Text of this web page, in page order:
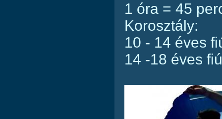
1 óra = 45
Korosztály:
10 - 14 éves
14 -18 éves